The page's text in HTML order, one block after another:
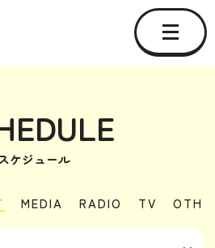
ケジュール
MEDIA RADIO TV